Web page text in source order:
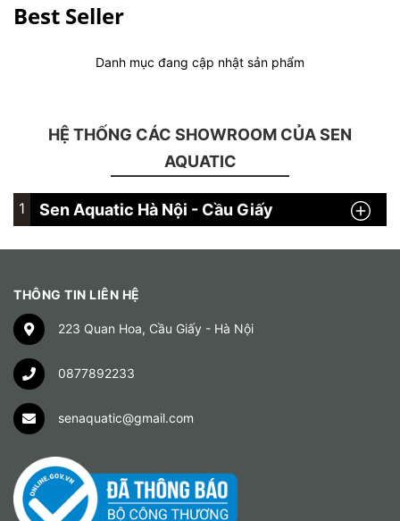
Best Seller
Danh mục đang cập nhật sản phẩm
HỆ THỐNG CÁC SHOWROOM CỦA SEN
AQUATIC
1 Sen Aquatic Hà Nội - Cầu Giấy
THÔNG TIN LIÊN HỆ
223 Quan Hoa, Cầu Giấy - Hà Nội
0877892233
senaquatic@gmail.com